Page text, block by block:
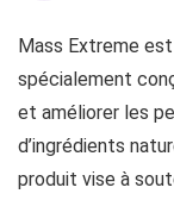
Mass Extreme
spécialement
et améliorer les
d’ingrédients
produit vise à